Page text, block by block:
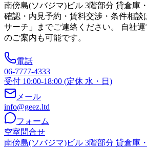
南傍島(ソバジマ)ビル 3階部分 貸倉庫
確認・内見予約・賃料交渉・条件相談
サーチ」までご連絡ください。 自社
のご案内も可能です。
電話
06-7777-4333
受付 10:00-18:00 (定休 水・日)
メール
info@geez.ltd
フォーム
空室問合せ
南傍島(ソバジマ)ビル 3階部分 貸倉庫